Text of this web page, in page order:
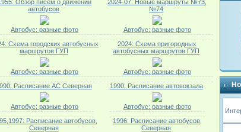
Обзор писем о движении
автобусов
Автобус: разные фото
2024-07: Новые маршруты №73,
№74
Автобус: разные фото
Схема городских автобусных
маршрутов ГУП
Автобус: разные фото
2024: Схема пригородных
автобусных маршрутов ГУП
Автобус: разные фото
Расписание АС Северная
Автобус: разные фото
1990: Расписание автовокзала
Автобус: разные фото
Расписание автобусов,
Северная
1996: Расписание автобусов,
Северная